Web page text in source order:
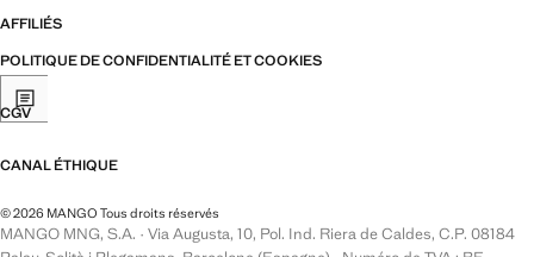
AFFILIÉS
POLITIQUE DE CONFIDENTIALITÉ ET COOKIES
CGV
CANAL ÉTHIQUE
© 2026 MANGO Tous droits réservés
MANGO MNG, S.A. · Via Augusta, 10, Pol. Ind. Riera de Caldes, C.P. 08184